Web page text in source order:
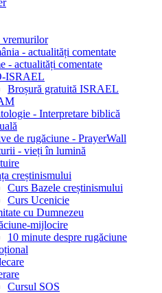
vremurilor
- actualități comentate
- actualități comentate
ISRAEL
Broșură gratuită ISRAEL
- Interpretare biblică
de rugăciune - PrayerWall
- vieți în lumină
creștinismului
Curs Bazele creștinismului
Curs Ucenicie
cu Dumnezeu
mijlocire
10 minute despre rugăciune
Cursul SOS